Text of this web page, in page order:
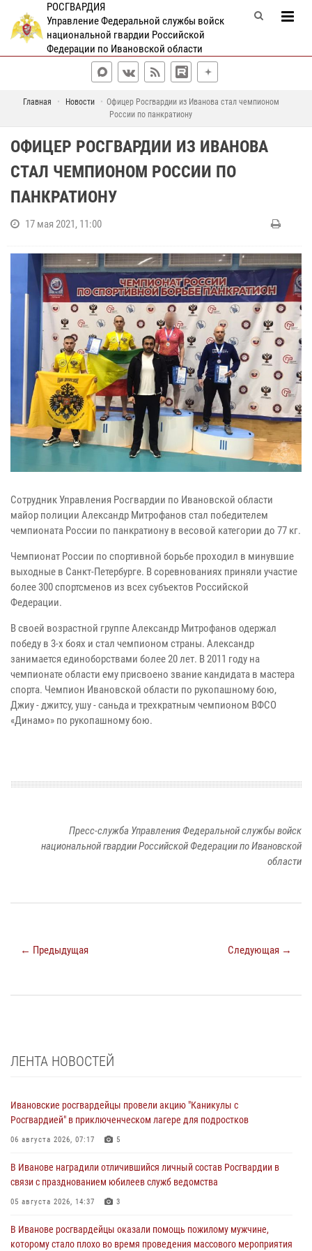
РОСГВАРДИЯ
Управление Федеральной службы войск
национальной гвардии Российской
Федерации по Ивановской области
Главная Новости
Офицер Росгвардии из Иванова стал чемпионом
России по панкратиону
ОФИЦЕР РОСГВАРДИИ ИЗ ИВАНОВА
СТАЛ ЧЕМПИОНОМ РОССИИ ПО
ПАНКРАТИОНУ
17 мая 2021, 11:00
Сотрудник Управления Росгвардии по Ивановской области
майор полиции Александр Митрофанов стал победителем
чемпионата России по панкратиону в весовой категории до 77 кг.
Чемпионат России по спортивной борьбе проходил в минувшие
выходные в Санкт-Петербурге. В соревнованиях приняли участие
более 300 спортсменов из всех субъектов Российской
Федерации.
В своей возрастной группе Александр Митрофанов одержал
победу в 3-х боях и стал чемпионом страны. Александр
занимается единоборствами более 20 лет. В 2011 году на
чемпионате области ему присвоено звание кандидата в мастера
спорта. Чемпион Ивановской области по рукопашному бою,
Джиу - джитсу, ушу - саньда и трехкратным чемпионом ВФСО
«Динамо» по рукопашному бою.
Пресс-служба Управления Федеральной службы войск
национальной гвардии Российской Федерации по Ивановской
области
← Предыдущая Следующая →
ЛЕНТА НОВОСТЕЙ
Ивановские росгвардейцы провели акцию "Каникулы с
Росгвардией" в приключенческом лагере для подростков
06 августа 2026, 07:17 5
В Иванове наградили отличившийся личный состав Росгвардии в
связи с празднованием юбилеев служб ведомства
05 августа 2026, 14:37 3
В Иванове росгвардейцы оказали помощь пожилому мужчине,
которому стало плохо во время проведения массового мероприятия